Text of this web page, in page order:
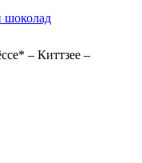
шоколад
– Киттзее –